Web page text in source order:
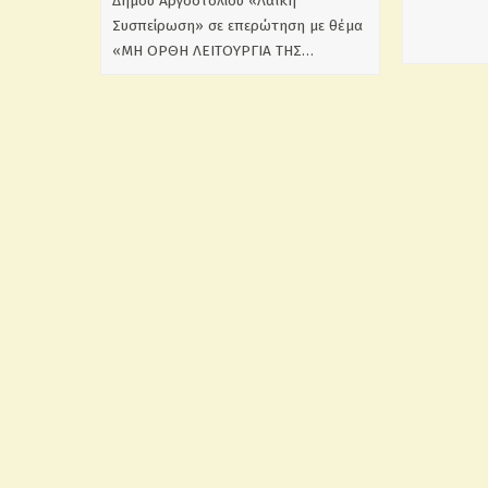
Συσπείρωση» σε επερώτηση με θέμα
«ΜΗ ΟΡΘΗ ΛΕΙΤΟΥΡΓΙΑ ΤΗΣ…